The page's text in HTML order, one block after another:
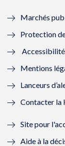
Marchés
Protection
Mentions
Lanceurs
Contacter la
Site pour
Aide à la